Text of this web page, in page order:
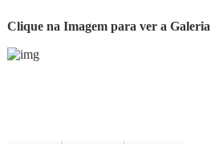
Clique na Imagem para ver a Galeria